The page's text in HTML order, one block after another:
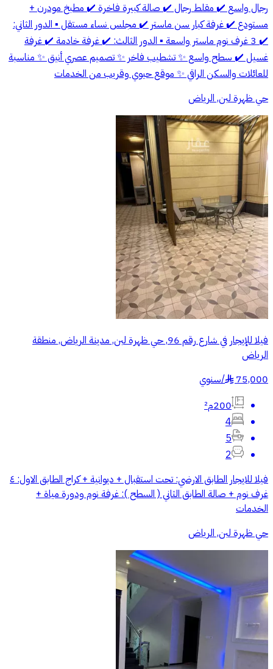
رجال واسع ✔️ مقلط رجال ✔️ صالة كبيرة فاخرة ✔️ مطبخ مودرن +
مستودع ✔️ غرفة كبار سن ماستر ✔️ مجلس نساء مستقل ▪️ الدور الثاني:
✔️ 3 غرف نوم ماستر واسعة ▪️ الدور الثالث: ✔️ غرفة خادمة ✔️ غرفة
غسيل ✔️ سطح واسع ✨ تشطيب فاخر ✨ تصميم عصري أنيق ✨ مناسبة
للعائلات والسكن الراقي ✨ موقع حيوي وقريب من الخدمات
حي ظهرة لبن, الرياض
فيلا للإيجار في شارع رقم 96, حي ظهرة لبن, مدينة الرياض, منطقة
الرياض
75,000
§
/سنوي
200م²
4
5
2
فيلا للايجار الطابق الارضي: تحت استقبال + ديوانية + كراج الطابق الاول: ٤
غرف نوم + صالة الطابق الثاني ( السطح ): غرفة نوم ودورة مياة +
الخدمات
حي ظهرة لبن, الرياض